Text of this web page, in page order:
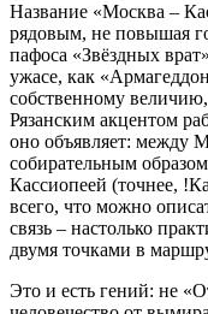
Название «Москва –
рядовым, не повышая
пафоса «Звёздных
ужасе, как
собственному
Рязанским акцентом
оно объявляет: между
собирательным
Кассиопеей (точнее,
всего, что можно
связь – настолько
двумя точками в
Это и есть гений: не